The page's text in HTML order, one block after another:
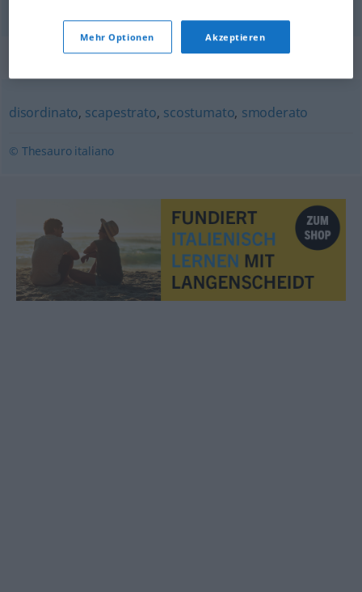
Synonyme für "sregolato"
disordinato, scapestrato, scostumato, smoderato
© Thesauro italiano
Mehr Optionen Akzeptieren